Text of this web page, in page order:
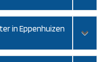
in Eppenhuizen